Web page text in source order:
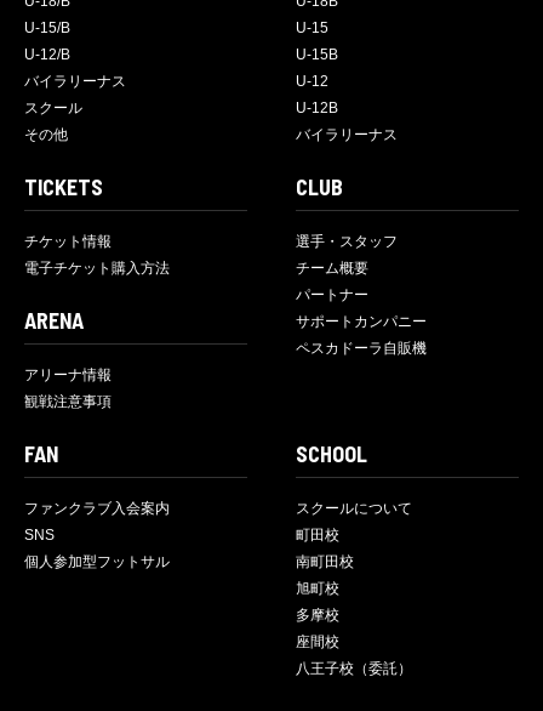
U-15/B
U-12/B
バイラリーナス
スクール
その他
U-15
U-15B
U-12
U-12B
バイラリーナス
TICKETS
チケット情報
電子チケット購入方法
ARENA
アリーナ情報
観戦注意事項
CLUB
選手・スタッフ
チーム概要
パートナー
サポートカンパニー
ペスカドーラ自販機
FAN
ファンクラブ入会案内
SNS
個人参加型フットサル
SCHOOL
スクールについて
町田校
南町田校
旭町校
多摩校
座間校
八王子校（委託）